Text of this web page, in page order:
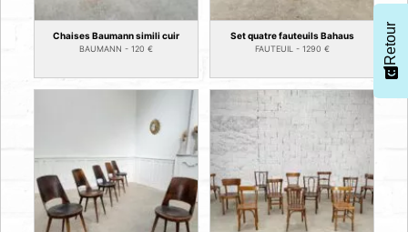
Chaises Baumann simili cuir
BAUMANN - 120 €
Set quatre fauteuils Bahaus
FAUTEUIL - 1290 € Retour